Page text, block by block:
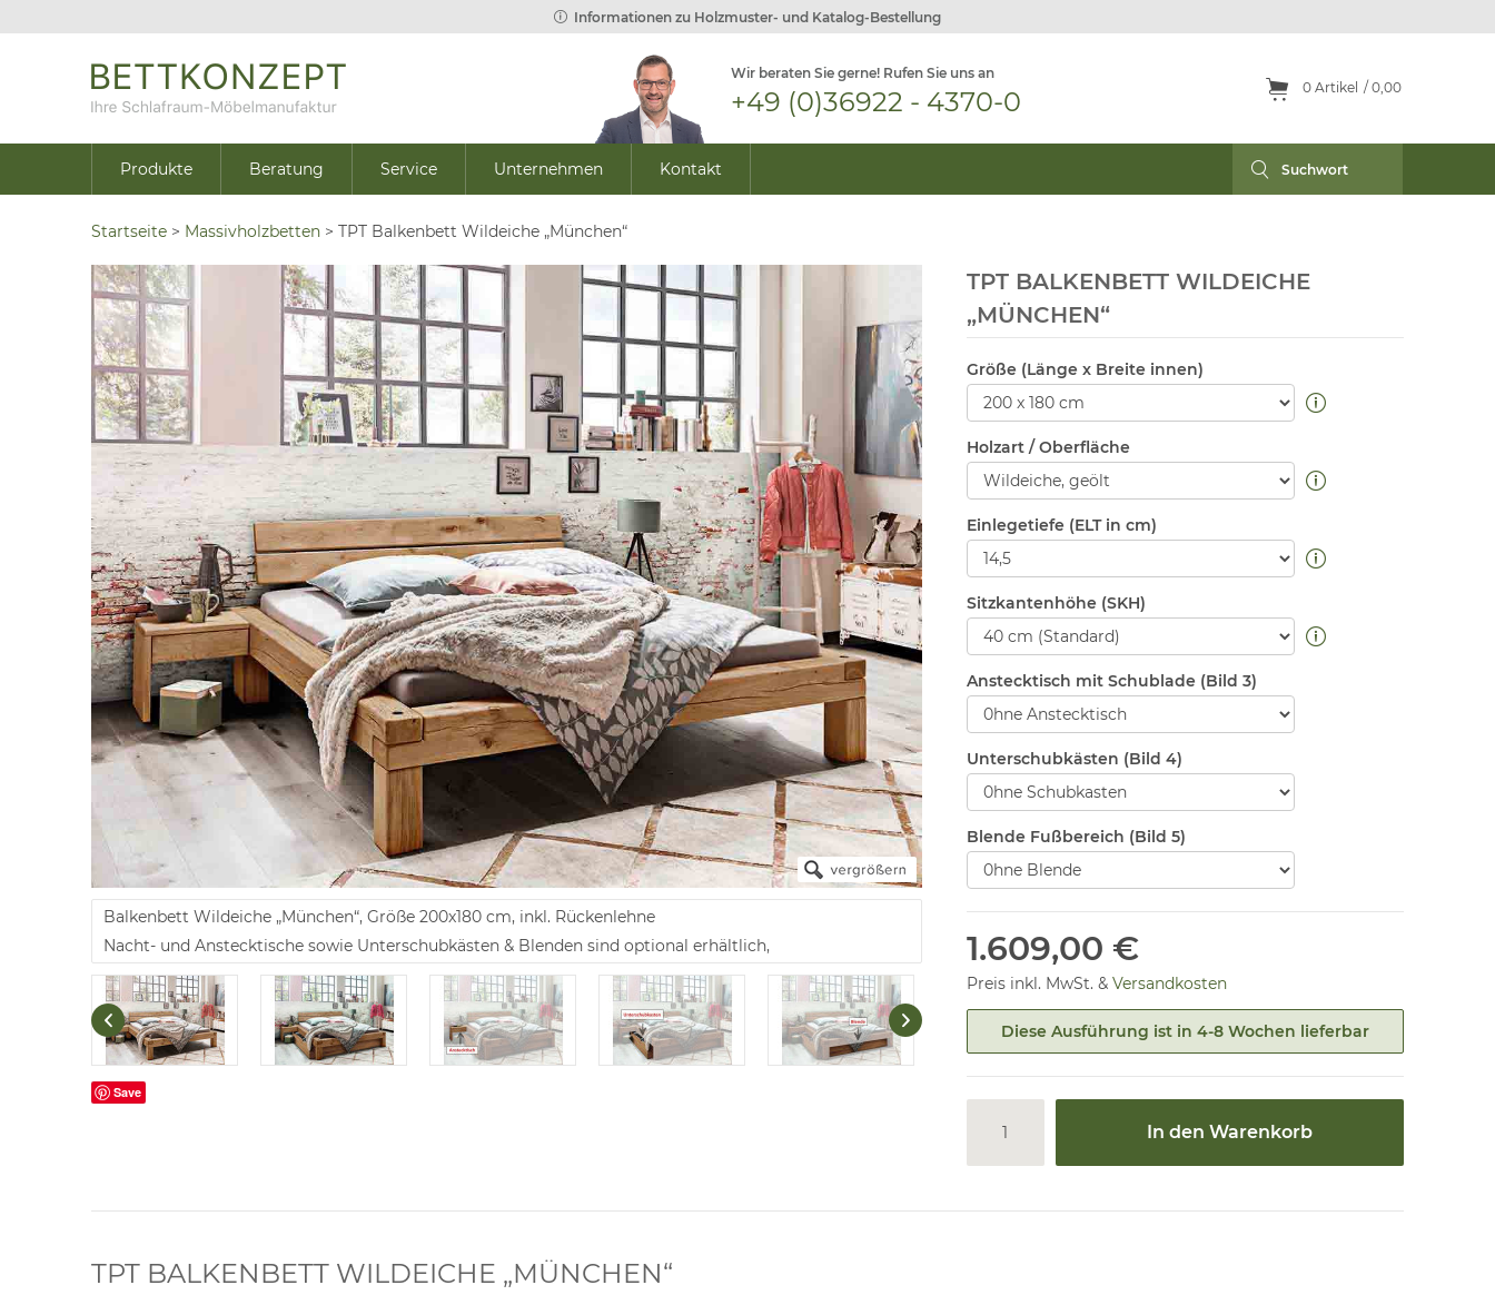
Informationen zu Holzmuster- und Katalog-Bestellung
Wir beraten Sie gerne! Rufen Sie uns an
+49 (0)36922 - 4370-0 0 Artikel 0,00
Produkte Beratung Service Unternehmen Kontakt
Startseite > Massivholzbetten > TPT Balkenbett Wildeiche „München“
Balkenbett Wildeiche „München“, Größe 200x180 cm, inkl. Rückenlehne
Nacht- und Anstecktische sowie Unterschubkästen & Blenden sind optional erhältlich,
Save
TPT BALKENBETT WILDEICHE
„MÜNCHEN“
Größe (Länge x Breite innen)
Holzart / Oberfläche
Einlegetiefe (ELT in cm)
Sitzkantenhöhe (SKH)
Anstecktisch mit Schublade (Bild 3)
Unterschubkästen (Bild 4)
Blende Fußbereich (Bild 5)
1.609,00 €
Preis inkl. MwSt. & Versandkosten
Diese Ausführung ist in 4-8 Wochen lieferbar
In den Warenkorb
TPT BALKENBETT WILDEICHE „MÜNCHEN“